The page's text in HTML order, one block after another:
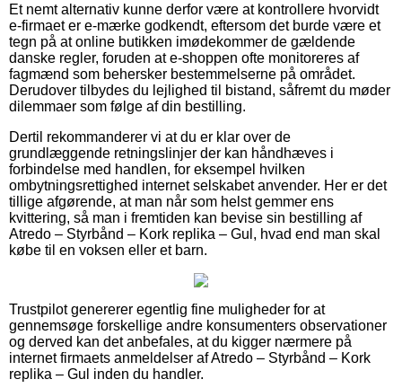
Et nemt alternativ kunne derfor være at kontrollere hvorvidt
e-firmaet er e-mærke godkendt, eftersom det burde være et
tegn på at online butikken imødekommer de gældende
danske regler, foruden at e-shoppen ofte monitoreres af
fagmænd som behersker bestemmelserne på området.
Derudover tilbydes du lejlighed til bistand, såfremt du møder
dilemmaer som følge af din bestilling.
Dertil rekommanderer vi at du er klar over de
grundlæggende retningslinjer der kan håndhæves i
forbindelse med handlen, for eksempel hvilken
ombytningsrettighed internet selskabet anvender. Her er det
tillige afgørende, at man når som helst gemmer ens
kvittering, så man i fremtiden kan bevise sin bestilling af
Atredo – Styrbånd – Kork replika – Gul, hvad end man skal
købe til en voksen eller et barn.
Trustpilot genererer egentlig fine muligheder for at
gennemsøge forskellige andre konsumenters observationer
og derved kan det anbefales, at du kigger nærmere på
internet firmaets anmeldelser af Atredo – Styrbånd – Kork
replika – Gul inden du handler.